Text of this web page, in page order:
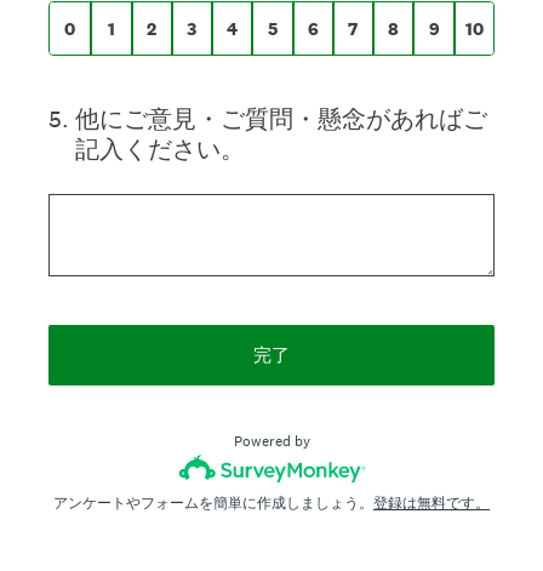
0 1 2 3 4 5 6 7 8 9 10
5. 他にご意見・ご質問・懸念があればご
記入ください。
完了
Powered by
アンケートやフォームを簡単に作成しましょう。 登録は無料です。